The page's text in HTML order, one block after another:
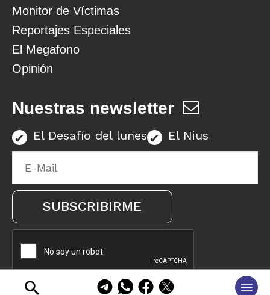
Monitor de Víctimas
Reportajes Especiales
El Megafono
Opinión
Nuestras newsletter
El Desafío del lunes El Nius